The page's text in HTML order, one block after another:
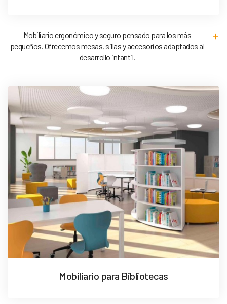
Mobiliario ergonómico y seguro pensado para los más
pequeños. Ofrecemos mesas, sillas y accesorios adaptados al
desarrollo infantil.
Mobiliario para Bibliotecas